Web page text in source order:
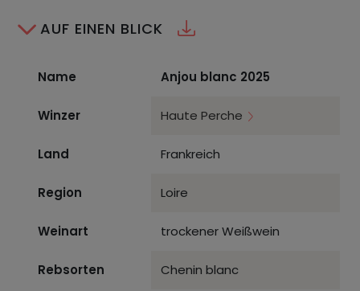
AUF EINEN BLICK
Name Anjou blanc 2025
Winzer Haute Perche
Land Frankreich
Region Loire
Weinart trockener Weißwein
Rebsorten Chenin blanc